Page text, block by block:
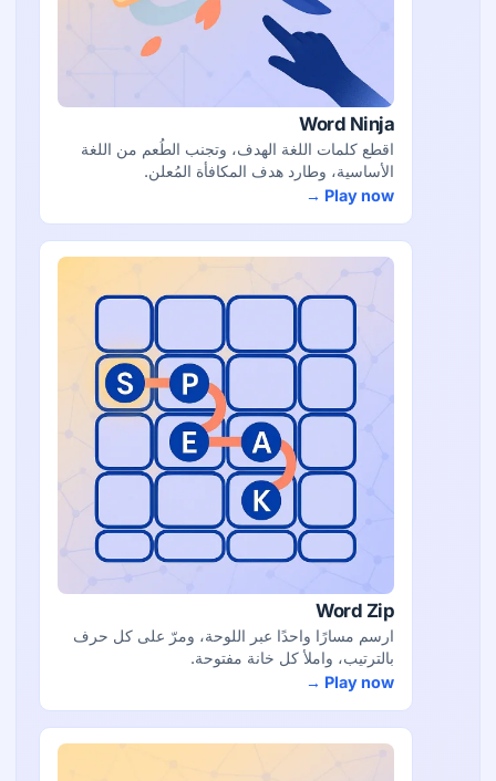
Word Ninja
اقطع كلمات اللغة الهدف، وتجنب الطُعم من اللغة
الأساسية، وطارد هدف المكافأة المُعلن.
Play now →
Word Zip
ارسم مسارًا واحدًا عبر اللوحة، ومرّ على كل حرف
بالترتيب، واملأ كل خانة مفتوحة.
Play now →